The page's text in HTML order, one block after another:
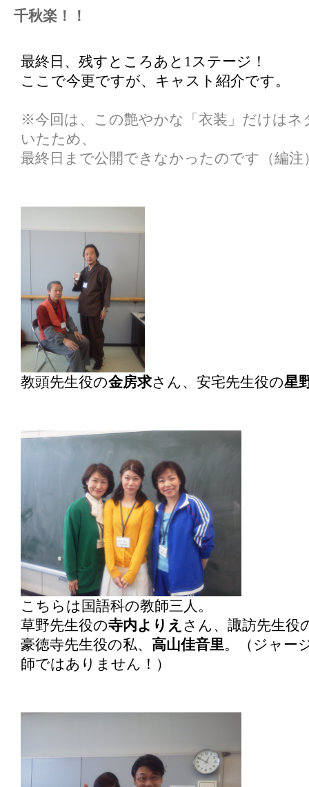
千秋楽！！
最終日、残すところあと1ステージ！
ここで今更ですが、キャスト紹介です。
※今回は、この艶やかな「衣装」だけはネ
いたため、
最終日まで公開できなかったのです（編注
教頭先生役の金房求さん、安宅先生役の星
こちらは国語科の教師三人。
草野先生役の寺内よりえ さん、諏訪先生役
豪徳寺先生役の私、 高山佳音里。（ジャー
師ではありません！）